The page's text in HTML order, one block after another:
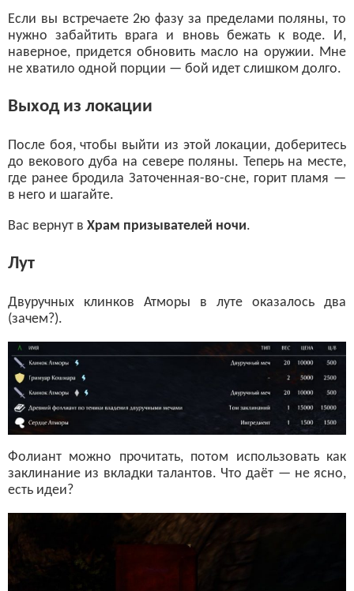
Если вы встречаете 2ю фазу за пределами поляны, то
нужно забайтить врага и вновь бежать к воде. И,
наверное, придется обновить масло на оружии. Мне
не хватило одной порции — бой идет слишком долго.
Выход из локации
После боя, чтобы выйти из этой локации, доберитесь
до векового дуба на севере поляны. Теперь на месте,
где ранее бродила Заточенная-во-сне, горит пламя —
в него и шагайте.
Вас вернут в Храм призывателей ночи.
Лут
Двуручных клинков Атморы в луте оказалось два
(зачем?).
Фолиант можно прочитать, потом использовать как
заклинание из вкладки талантов. Что даёт — не ясно,
есть идеи?